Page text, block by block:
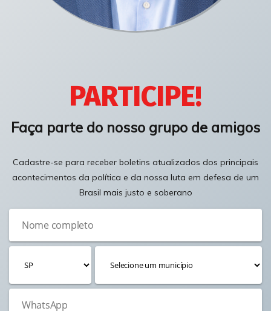
PARTICIPE!
Faça parte do nosso grupo de amigos
Cadastre-se para receber boletins atualizados dos principais
acontecimentos da política e da nossa luta em defesa de um
Brasil mais justo e soberano